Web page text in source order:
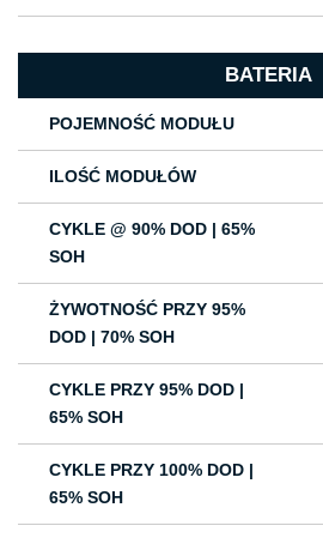
BATERIA
POJEMNOŚĆ MODUŁU
ILOŚĆ MODUŁÓW
CYKLE @ 90% DOD | 65%
SOH
ŻYWOTNOŚĆ PRZY 95%
DOD | 70% SOH
CYKLE PRZY 95% DOD |
65% SOH
CYKLE PRZY 100% DOD |
65% SOH